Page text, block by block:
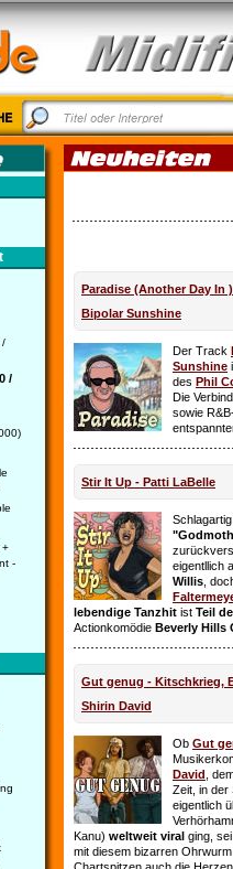
/
/
+
-
Paradise (Another Day In
Bipolar Sunshine
Der Track
Sunshine
des Phil
Die
sowie
Stir It Up - Patti LaBelle
eigentllich
Willis ,
lebendige Tanzhit ist Teil
Actionkomödie Beverly Hills
Gut genug - Kitschkrieg,
Shirin David
Ob Gut
David ,
Zeit, in der
eigentlich
Kanu) weltweit viral ging,
mit diesem bizarren